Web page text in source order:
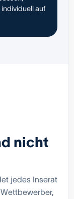
auf
nicht
jedes Inserat